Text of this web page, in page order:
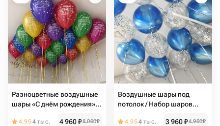
Разноцветные воздушные
шары «С днём рождения» /
4.954 тыс. 4 960₽8 000₽
Воздушные шары под
потолок / Набор шаров
Прозрачные шары с
4.954 тыс. 3 960₽4 950₽